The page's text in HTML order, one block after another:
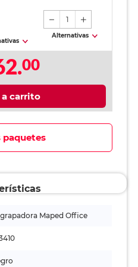
1
Alternativas
00
carrito
paquetes
Maped Office